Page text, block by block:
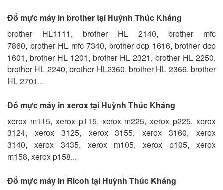
Đổ mực máy in brother tại Huỳnh Thúc Kháng
brother HL1111, brother HL 2140, brother mfc
7860, brother HL mfc 7340, brother dcp 1616, brother dcp
1601, brother HL 1201, brother HL 2321, brother HL 2250,
brother HL 2240, brother HL2360, brother HL 2366, brother
HL 2701...
Đổ mực máy in xerox tại Huỳnh Thúc Kháng
xerox m115, xerox p115, xerox m225, xerox p225, xerox
3124, xerox 3125, xerox 3155, xerox 3160, xerox
3140, xerox 3435, xerox m105, xerox p105, xerox
m158, xerox p158...
Đổ mực máy in Ricoh tại Huỳnh Thúc Kháng